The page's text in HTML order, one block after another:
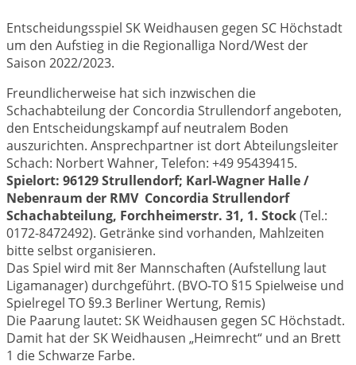
Entscheidungsspiel SK Weidhausen gegen SC Höchstadt
um den Aufstieg in die Regionalliga Nord/West der
Saison 2022/2023.
Freundlicherweise hat sich inzwischen die
Schachabteilung der Concordia Strullendorf angeboten,
den Entscheidungskampf auf neutralem Boden
auszurichten. Ansprechpartner ist dort Abteilungsleiter
Schach: Norbert Wahner, Telefon: +49 95439415.
Spielort: 96129 Strullendorf; Karl-Wagner Halle /
Nebenraum der RMV Concordia Strullendorf
Schachabteilung, Forchheimerstr. 31, 1. Stock(Tel.:
0172-8472492). Getränke sind vorhanden, Mahlzeiten
bitte selbst organisieren.
Das Spiel wird mit 8er Mannschaften (Aufstellung laut
Ligamanager) durchgeführt. (BVO-TO §15 Spielweise und
Spielregel TO §9.3 Berliner Wertung, Remis)
Die Paarung lautet: SK Weidhausen gegen SC Höchstadt.
Damit hat der SK Weidhausen „Heimrecht“ und an Brett
1 die Schwarze Farbe.